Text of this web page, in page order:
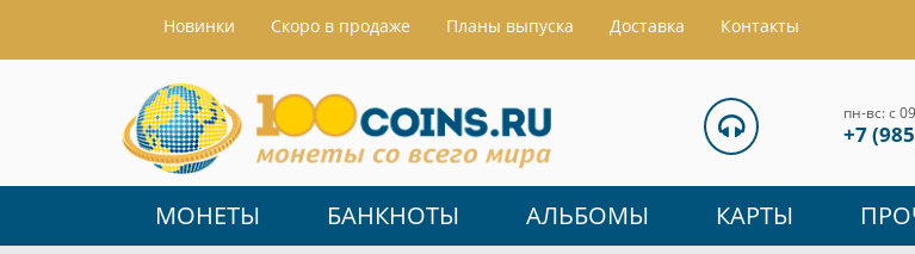
Hовинки Скоро в продаже Планы выпуска Доставка Контакты
пн-вс: с
+7
МОНЕТЫ БАНКНОТЫ АЛЬБОМЫ КАРТЫ